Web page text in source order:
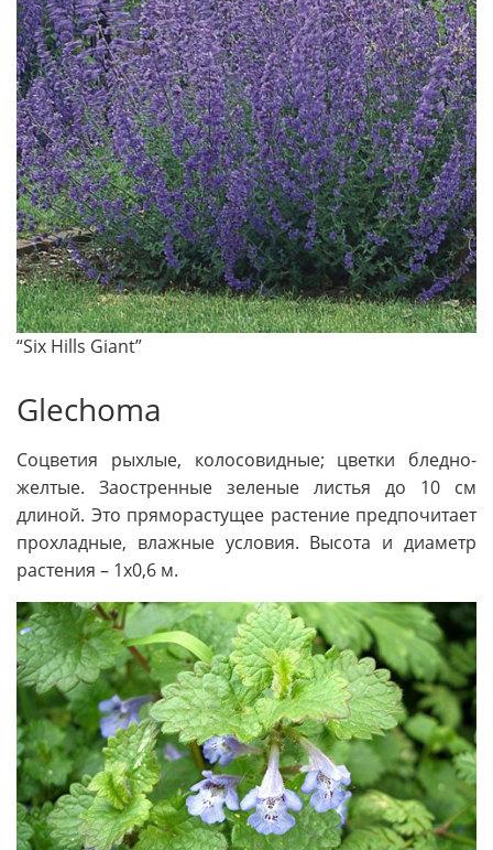
“Six Hills Giant”
Glechoma
Соцветия рыхлые, колосовидные; цветки блед­но-
желтые. Заостренные зеленые лис­тья до 10 см
длиной. Это пряморастущее растение предпочитает
про­хладные, влажные условия. Высота и диаметр
растения – 1х0,6 м.